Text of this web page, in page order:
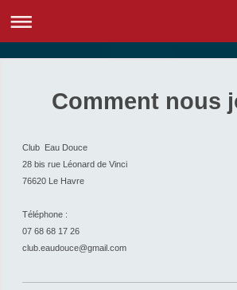
Comment nous
Club Eau Douce
28 bis rue Léonard de Vinci
76620 Le Havre
Téléphone :
07 68 68 17 26
club.eaudouce@gmail.com